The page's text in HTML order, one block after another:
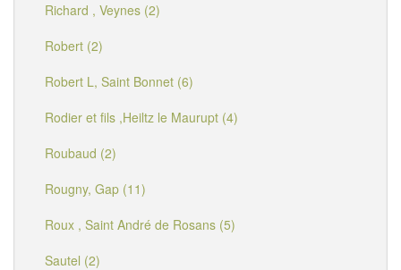
Richard , Veynes (2)
Robert (2)
Robert L, Saint Bonnet (6)
Rodier et fils ,Heiltz le Maurupt (4)
Roubaud (2)
Rougny, Gap (11)
Roux , Saint André de Rosans (5)
Sautel (2)